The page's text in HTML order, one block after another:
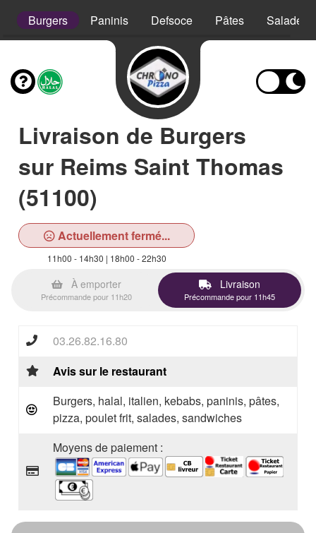
Burgers Paninis Defsoce Pâtes Salades
Livraison de Burgers
sur Reims Saint Thomas
(51100)
Actuellement fermé...
11h00 - 14h30 | 18h00 - 22h30
À emporter
Précommande pour 11h20
Livraison
Précommande pour 11h45
03.26.82.16.80
Avis sur le restaurant
Burgers, halal, italien, kebabs, paninis, pâtes,
pizza, poulet frit, salades, sandwiches
Moyens de paiement :